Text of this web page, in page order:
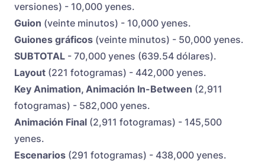
versiones) - 10,000 yenes.
Guion (veinte minutos) - 10,000 yenes.
Guiones gráficos (veinte minutos) - 50,000 yenes.
SUBTOTAL - 70,000 yenes (639.54 dólares).
Layout (221 fotogramas) - 442,000 yenes.
Key Animation, Animación In-Between (2,911
fotogramas) - 582,000 yenes.
Animación Final (2,911 fotogramas) - 145,500
yenes.
Escenarios (291 fotogramas) - 438,000 yenes.